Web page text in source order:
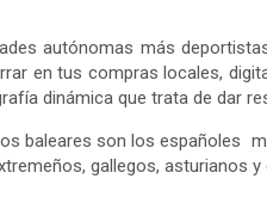
autónomas más
en tus compras locales,
dinámica que trata de dar
baleares son los españoles
gallegos, asturianos